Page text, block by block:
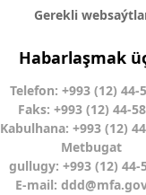
Gerekli
Habarlaşmak
Telefon: +993 (12) 44-
Faks: +993 (12) 44-
Kabulhana: +993 (12)
Metbugat
gullugy: +993 (12) 44-
E-mail: